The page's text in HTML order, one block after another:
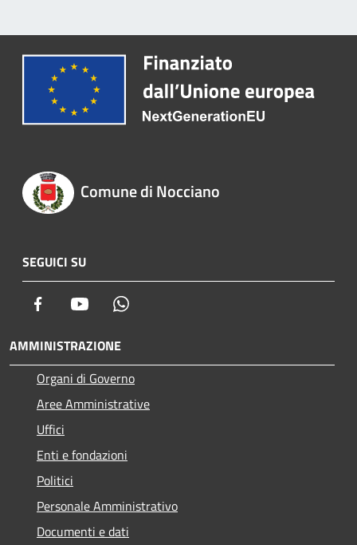
Comune di Nocciano
SEGUICI SU
Facebook Youtube
AMMINISTRAZIONE
Organi di Governo
Aree Amministrative
Uffici
Enti e fondazioni
Politici
Personale Amministrativo
Documenti e dati